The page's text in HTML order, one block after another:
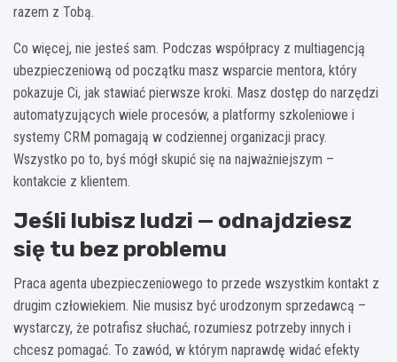
razem z Tobą.
Co więcej, nie jesteś sam. Podczas współpracy z multiagencją
ubezpieczeniową od początku masz wsparcie mentora, który
pokazuje Ci, jak stawiać pierwsze kroki. Masz dostęp do narzędzi
automatyzujących wiele procesów, a platformy szkoleniowe i
systemy CRM pomagają w codziennej organizacji pracy.
Wszystko po to, byś mógł skupić się na najważniejszym –
kontakcie z klientem.
Jeśli lubisz ludzi — odnajdziesz
się tu bez problemu
Praca agenta ubezpieczeniowego to przede wszystkim kontakt z
drugim człowiekiem. Nie musisz być urodzonym sprzedawcą –
wystarczy, że potrafisz słuchać, rozumiesz potrzeby innych i
chcesz pomagać. To zawód, w którym naprawdę widać efekty